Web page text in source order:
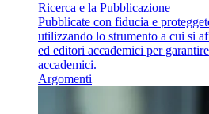
Ricerca e la Pubblicazione
Pubblicate con fiducia e
utilizzando lo strumento a cui si
ed editori accademici per
accademici.
Argomenti